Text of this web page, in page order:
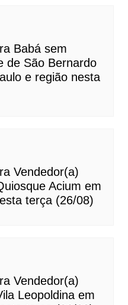
Babá sem
de São Bernardo
e região nesta
Vendedor(a)
Acium em
terça (26/08)
Vendedor(a)
Leopoldina em